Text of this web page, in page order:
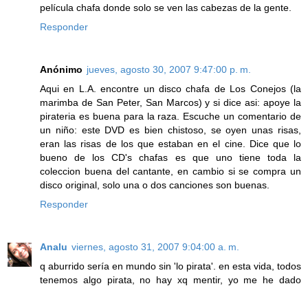
película chafa donde solo se ven las cabezas de la gente.
Responder
Anónimo jueves, agosto 30, 2007 9:47:00 p. m.
Aqui en L.A. encontre un disco chafa de Los Conejos (la
marimba de San Peter, San Marcos) y si dice asi: apoye la
pirateria es buena para la raza. Escuche un comentario de
un niño: este DVD es bien chistoso, se oyen unas risas,
eran las risas de los que estaban en el cine. Dice que lo
bueno de los CD's chafas es que uno tiene toda la
coleccion buena del cantante, en cambio si se compra un
disco original, solo una o dos canciones son buenas.
Responder
Analu viernes, agosto 31, 2007 9:04:00 a. m.
q aburrido sería en mundo sin 'lo pirata'. en esta vida, todos
tenemos algo pirata, no hay xq mentir, yo me he dado